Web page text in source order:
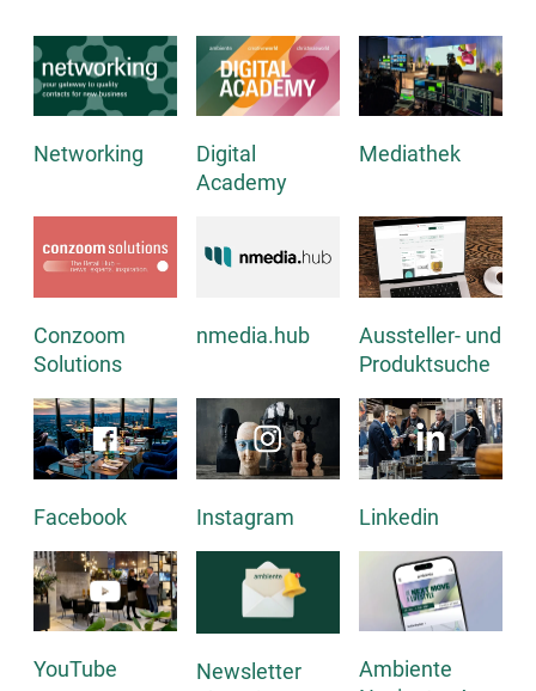
Networking
Digital
Academy
Mediathek
Conzoom
Solutions
nmedia.hub
Aussteller- und
Produktsuche
Facebook Instagram Linkedin
YouTube
Newsletter
Ambiente